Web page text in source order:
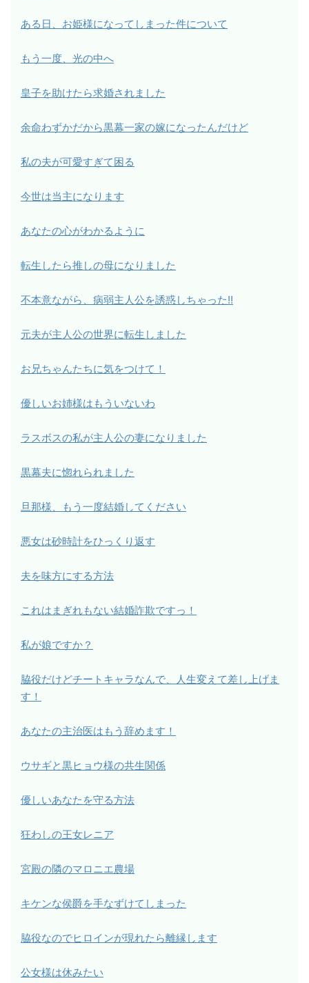
ある日、お姫様になってしまった件について
もう一度、光の中へ
皇子を助けたら求婚されました
余命わずかだから黒幕一家の嫁になったんだけど
私の夫が可愛すぎて困る
今世は当主になります
あなたの心がわかるように
転生したら推しの母になりました
不本意ながら、病弱主人公を誘惑しちゃった!!
元夫が主人公の世界に転生しました
お兄ちゃんたちに気をつけて！
優しいお姉様はもういないわ
ラスボスの私が主人公の妻になりました
黒幕夫に惚れられました
旦那様、もう一度結婚してください
悪女は砂時計をひっくり返す
夫を味方にする方法
これはまぎれもない結婚詐欺ですっ！
私が娘ですか？
脇役だけどチートキャラなんで、人生変えて差し上げま
す！
あなたの主治医はもう辞めます！
ウサギと黒ヒョウ様の共生関係
優しいあなたを守る方法
狂わしの王女レニア
宮殿の隣のマロニエ農場
キケンな侯爵を手なずけてしまった
脇役なのでヒロインが現れたら離縁します
公女様は休みたい